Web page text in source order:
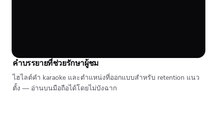
คำบรรยายที่ช่วยรักษาผู้ชม
ไฮไลต์คำ karaoke และตำแหน่งที่ออกแบบสำหรับ retention แนว
ตั้ง — อ่านบนมือถือได้โดยไม่บังฉาก